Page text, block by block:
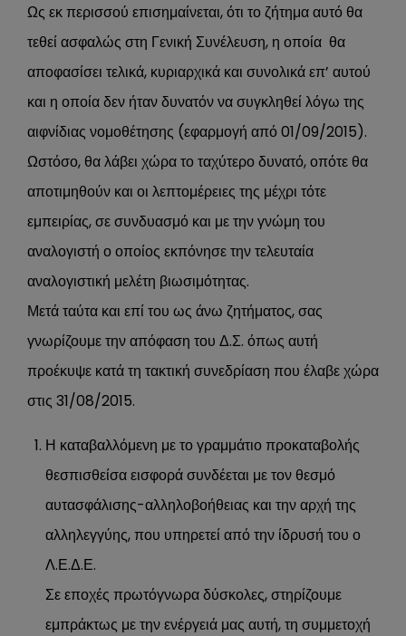
Ως εκ περισσού επισημαίνεται, ότι το ζήτημα αυτό θα
τεθεί ασφαλώς στη Γενική Συνέλευση, η οποία θα
αποφασίσει τελικά, κυριαρχικά και συνολικά επ’ αυτού
και η οποία δεν ήταν δυνατόν να συγκληθεί λόγω της
αιφνίδιας νομοθέτησης (εφαρμογή από 01/09/2015).
Ωστόσο, θα λάβει χώρα το ταχύτερο δυνατό, οπότε θα
αποτιμηθούν και οι λεπτομέρειες της μέχρι τότε
εμπειρίας, σε συνδυασμό και με την γνώμη του
αναλογιστή ο οποίος εκπόνησε την τελευταία
αναλογιστική μελέτη βιωσιμότητας.
Μετά ταύτα και επί του ως άνω ζητήματος, σας
γνωρίζουμε την απόφαση του Δ.Σ. όπως αυτή
προέκυψε κατά τη τακτική συνεδρίαση που έλαβε χώρα
στις 31/08/2015.
Η καταβαλλόμενη με το γραμμάτιο προκαταβολής
θεσπισθείσα εισφορά συνδέεται με τον θεσμό
αυτασφάλισης-αλληλοβοήθειας και την αρχή της
αλληλεγγύης, που υπηρετεί από την ίδρυσή του ο
Λ.Ε.Δ.Ε.
Σε εποχές πρωτόγνωρα δύσκολες, στηρίζουμε
εμπράκτως με την ενέργειά μας αυτή, τη συμμετοχή